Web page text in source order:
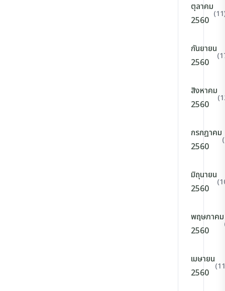
ตุลาคม
2560
กันยายน
2560
สิงหาคม
2560
กรกฎาคม
2560
มิถุนายน
2560
พฤษภาคม
2560
เมษายน
2560